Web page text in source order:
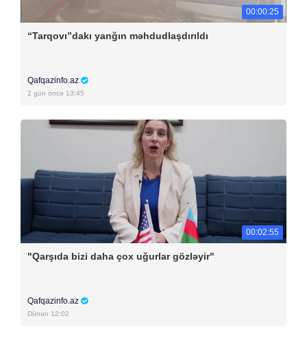
00:00:25
“Tarqovı”dakı yanğın məhdudlaşdırıldı
Qafqazinfo.az
2 gün öncə 13:45
00:02:55
"Qarşıda bizi daha çox uğurlar gözləyir"
Qafqazinfo.az
Dünən 12:02